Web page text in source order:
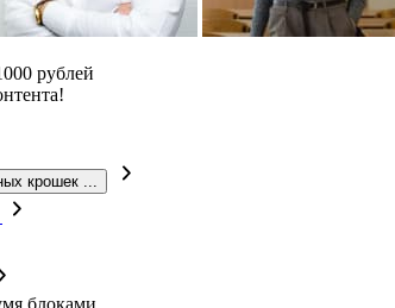
рублей
крошек ...
блоками